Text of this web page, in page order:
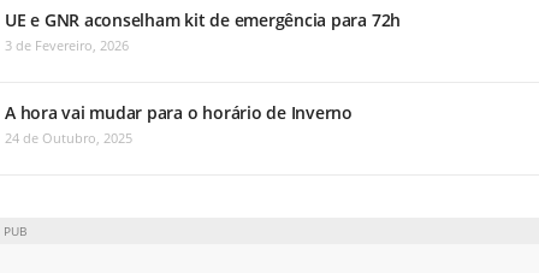
UE e GNR aconselham kit de emergência para 72h
3 de Fevereiro, 2026
A hora vai mudar para o horário de Inverno
24 de Outubro, 2025
PUB